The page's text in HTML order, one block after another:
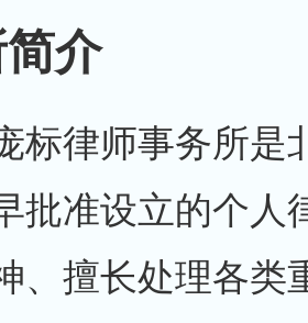
介
律师事务所是
批准设立的个人
、擅长处理各类